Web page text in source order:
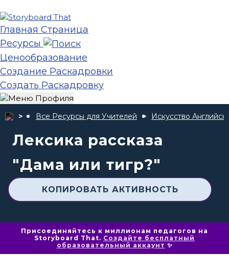
Главная Страница
Ресурсы
Ценообразование
Создание Раскадровки
Создать Раскадровку
Все Ресурсы для Учителей Искусство
Лексика рассказа
"Дама или тигр?"
КОПИРОВАТЬ АКТИВНОСТЬ
Присоединяйтесь к миллионам педагогов на
Storyboard That. Создайте бесплатный
образовательный аккаунт ✨